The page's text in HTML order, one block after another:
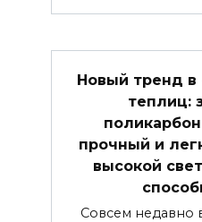
Новый тренд в
теплиц:
прочный и
высокой
Совсем недавно